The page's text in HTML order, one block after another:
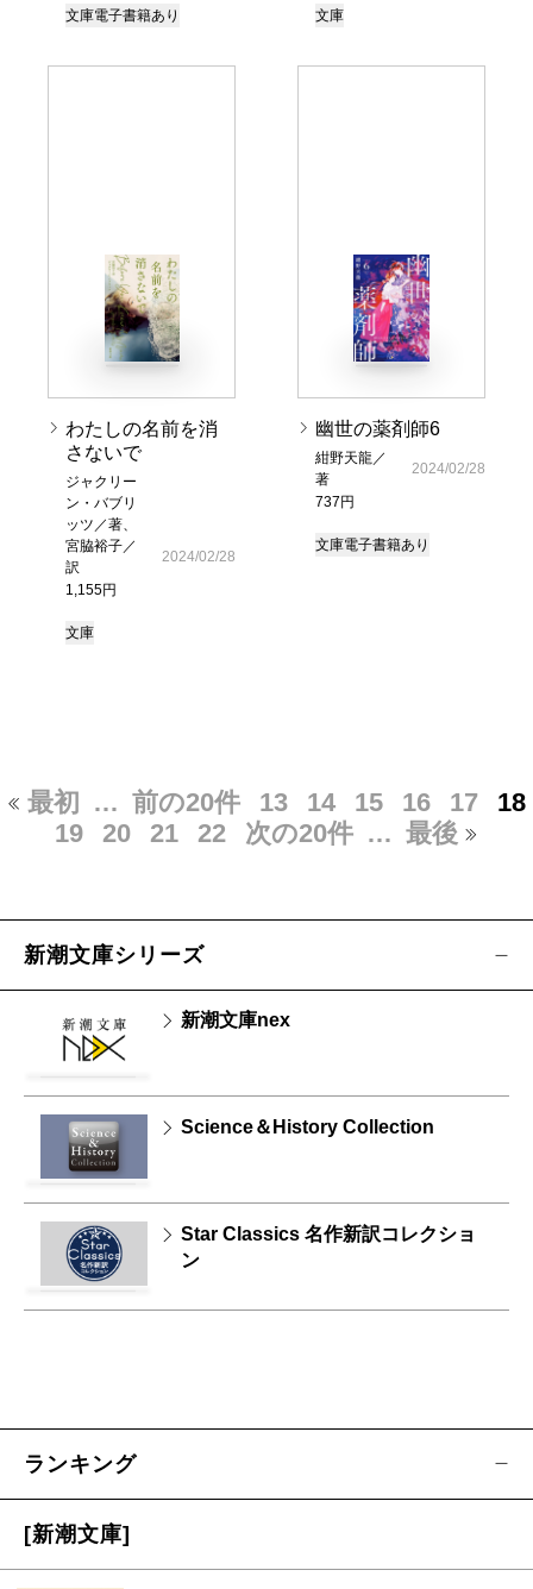
文庫電子書籍あり 文庫
わたしの名前を消
さないで
ジャクリー
ン・バブリ
ッツ／著、
宮脇裕子／
訳
1,155円
2024/02/28
文庫
幽世の薬剤師6
紺野天龍／
著
737円
2024/02/28
文庫電子書籍あり
最初 … 前の20件 13 14 15 16 17
18
19
20 21 22 次の20件 … 最後
新潮文庫シリーズ
新潮文庫nex
Science＆History Collection
Star Classics 名作新訳コレクショ
ン
ランキング
[新潮文庫]